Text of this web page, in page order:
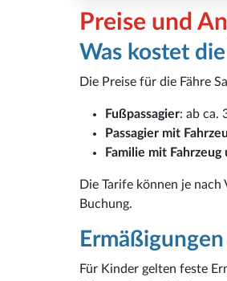
Preise und
Was kostet
Die Preise für die Fähre
Fußpassagier: ab ca.
Passagier mit
Familie mit Fahrzeug
Die Tarife können je
Buchung.
Für Kinder gelten feste